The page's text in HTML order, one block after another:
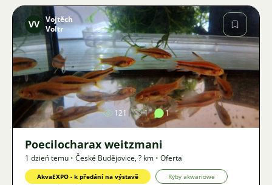
Zdjęcie
VV Vojtěch
Voltr
121 1 1
Poecilocharax weitzmani
1 dzień temu • České Budějovice,? km • Oferta
AkvaEXPO - k předání na výstavě Ryby akwariowe